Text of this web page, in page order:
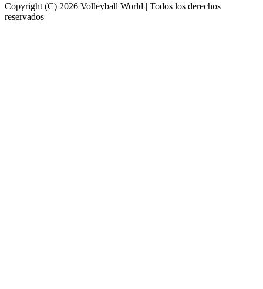
Copyright (C) 2026 Volleyball World | Todos los derechos
reservados